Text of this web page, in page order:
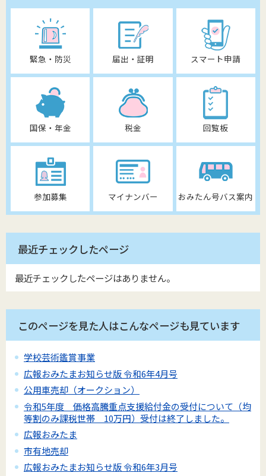
緊急・防災 届出・証明 スマート申請
国保・年金 税金 回覧板
参加募集 マイナンバー おみたん号バス案内
最近チェックしたページ
最近チェックしたページはありません。
このページを見た人はこんなページも見ています
学校芸術鑑賞事業
広報おみたまお知らせ版 令和6年4月号
公用車売却（オークション）
令和5年度 価格高騰重点支援給付金の受付について（均
等割のみ課税世帯 10万円）受付は終了しました。
広報おみたま
市有地売却
広報おみたまお知らせ版 令和6年3月号